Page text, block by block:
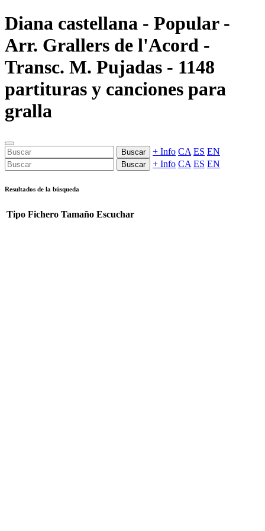
Diana castellana - Popular -
Arr. Grallers de l'Acord -
Transc. M. Pujadas - 1148
partituras y canciones para
gralla
Buscar + Info CA ES EN
Buscar + Info CA ES EN
Resultados de la búsqueda
Tipo Fichero Tamaño Escuchar